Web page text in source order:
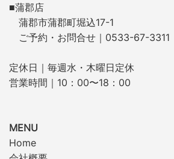
■蒲郡店
蒲郡市蒲郡町堀込17-1
ご予約・お問合せ｜0533-67-3311
定休日｜毎週水・木曜日定休
営業時間｜10：00〜18：00
MENU
Home